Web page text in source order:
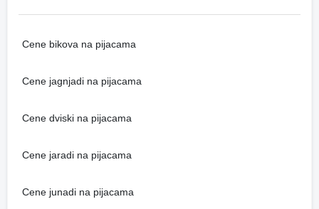
Cene bikova na pijacama
Cene jagnjadi na pijacama
Cene dviski na pijacama
Cene jaradi na pijacama
Cene junadi na pijacama